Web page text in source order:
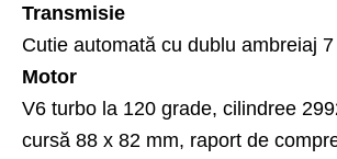
Transmisie
Cutie automată cu dublu ambreiaj
Motor
V6 turbo la 120 grade, cilindree
cursă 88 x 82 mm, raport de